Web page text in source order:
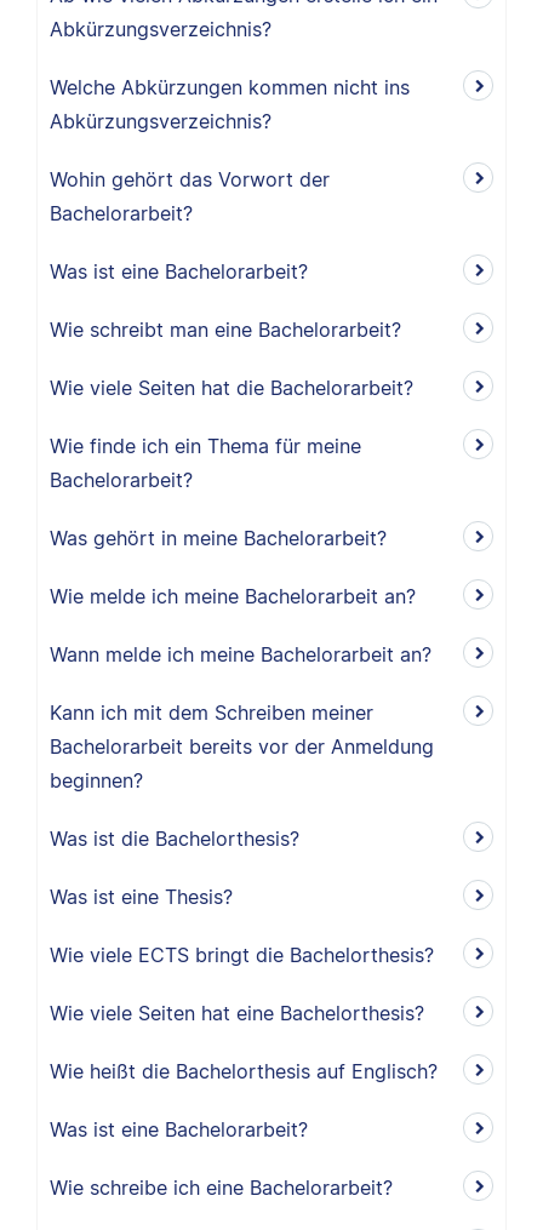
Abkürzungsverzeichnis?
Welche Abkürzungen kommen nicht ins
Abkürzungsverzeichnis?
Wohin gehört das Vorwort der
Bachelorarbeit?
Was ist eine Bachelorarbeit?
Wie schreibt man eine Bachelorarbeit?
Wie viele Seiten hat die Bachelorarbeit?
Wie finde ich ein Thema für meine
Bachelorarbeit?
Was gehört in meine Bachelorarbeit?
Wie melde ich meine Bachelorarbeit an?
Wann melde ich meine Bachelorarbeit an?
Kann ich mit dem Schreiben meiner
Bachelorarbeit bereits vor der Anmeldung
beginnen?
Was ist die Bachelorthesis?
Was ist eine Thesis?
Wie viele ECTS bringt die Bachelorthesis?
Wie viele Seiten hat eine Bachelorthesis?
Wie heißt die Bachelorthesis auf Englisch?
Was ist eine Bachelorarbeit?
Wie schreibe ich eine Bachelorarbeit?